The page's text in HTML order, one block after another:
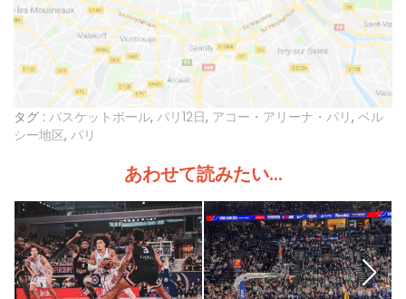
タグ : バスケットボール, パリ12日, アコー・アリーナ・パリ, ベル
シー地区, パリ
あわせて読みたい...